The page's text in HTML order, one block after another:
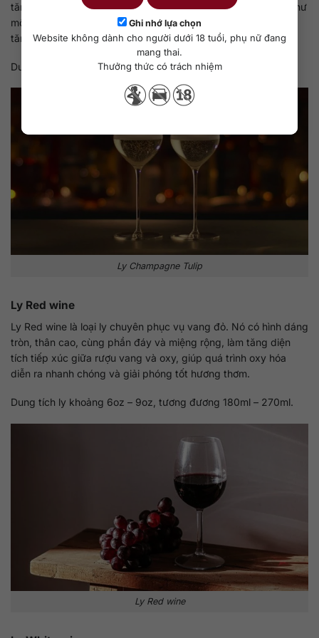
Ghi nhớ lựa chọn
Website không dành cho người dưới 18 tuổi, phụ nữ đang
mang thai.
Thưởng thức có trách nhiệm
tăm. Được thiết kế có phần đáy rộng, hơi cong về phía trên như
một bông hoa Tulip, giúp tạo ra một diện mạo sang trọng và
tăng cường khả năng tỏa hương của các loại đồ uống.
Dung tích ly khoảng 6oz – 8oz, tương đương 180ml – 240ml.
Ly Champagne Tulip
Ly Red wine
Ly Red wine là loại ly chuyên phục vụ vang đỏ. Nó có hình dáng
tròn, thân cao, cùng phần đáy và miệng rộng, làm tăng diện
tích tiếp xúc giữa rượu vang và oxy, giúp quá trình oxy hóa
diễn ra nhanh chóng và giải phóng tốt hương thơm.
Dung tích ly khoảng 6oz – 9oz, tương đương 180ml – 270ml.
Ly Red wine